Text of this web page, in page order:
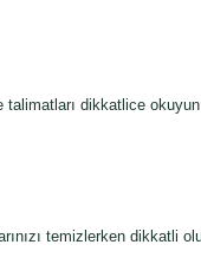
dikkatlice
temizlerken dikkatli